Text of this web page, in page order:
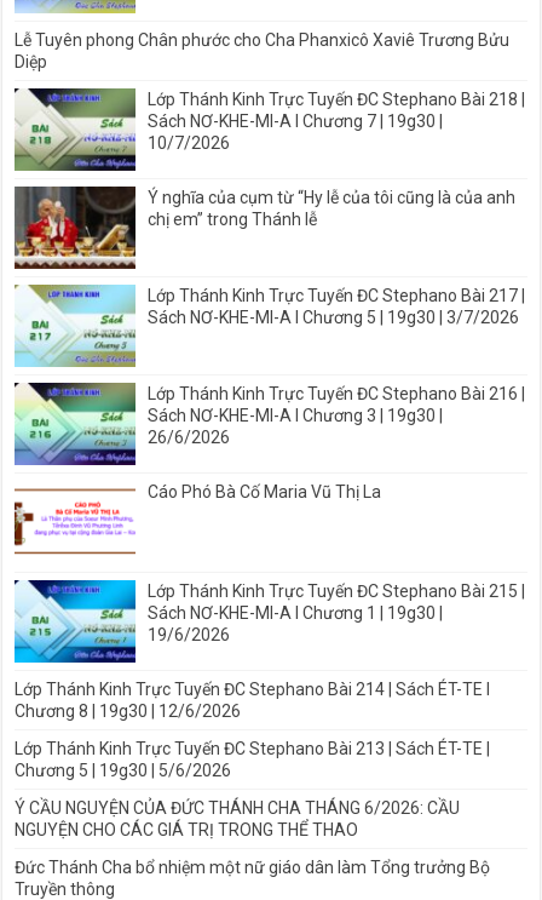
Lễ Tuyên phong Chân phước cho Cha Phanxicô Xaviê Trương Bửu
Diệp
Lớp Thánh Kinh Trực Tuyến ĐC Stephano Bài 218 |
Sách NƠ-KHE-MI-A I Chương 7 | 19g30 |
10/7/2026
Ý nghĩa của cụm từ “Hy lễ của tôi cũng là của anh
chị em” trong Thánh lễ
Lớp Thánh Kinh Trực Tuyến ĐC Stephano Bài 217 |
Sách NƠ-KHE-MI-A I Chương 5 | 19g30 | 3/7/2026
Lớp Thánh Kinh Trực Tuyến ĐC Stephano Bài 216 |
Sách NƠ-KHE-MI-A I Chương 3 | 19g30 |
26/6/2026
Cáo Phó Bà Cố Maria Vũ Thị La
Lớp Thánh Kinh Trực Tuyến ĐC Stephano Bài 215 |
Sách NƠ-KHE-MI-A I Chương 1 | 19g30 |
19/6/2026
Lớp Thánh Kinh Trực Tuyến ĐC Stephano Bài 214 | Sách ÉT-TE I
Chương 8 | 19g30 | 12/6/2026
Lớp Thánh Kinh Trực Tuyến ĐC Stephano Bài 213 | Sách ÉT-TE |
Chương 5 | 19g30 | 5/6/2026
Ý CẦU NGUYỆN CỦA ĐỨC THÁNH CHA THÁNG 6/2026: CẦU
NGUYỆN CHO CÁC GIÁ TRỊ TRONG THỂ THAO
Đức Thánh Cha bổ nhiệm một nữ giáo dân làm Tổng trưởng Bộ
Truyền thông